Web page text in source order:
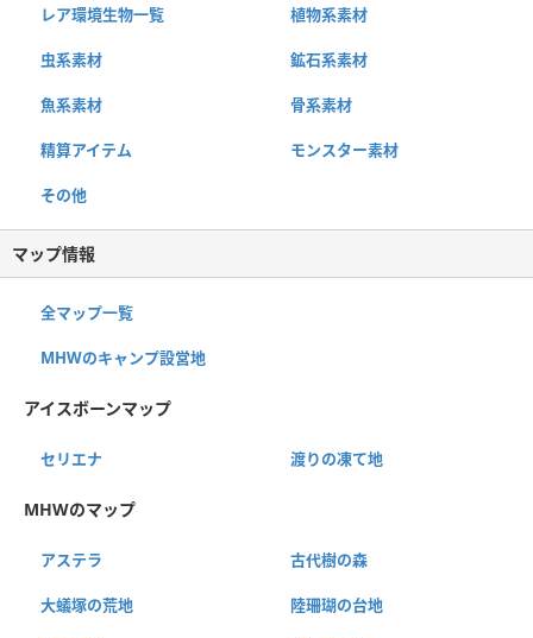
レア環境生物一覧 植物系素材
虫系素材 鉱石系素材
魚系素材 骨系素材
精算アイテム モンスター素材
その他
マップ情報
全マップ一覧
MHWのキャンプ設営地
アイスボーンマップ
セリエナ 渡りの凍て地
MHWのマップ
アステラ 古代樹の森
大蟻塚の荒地 陸珊瑚の台地